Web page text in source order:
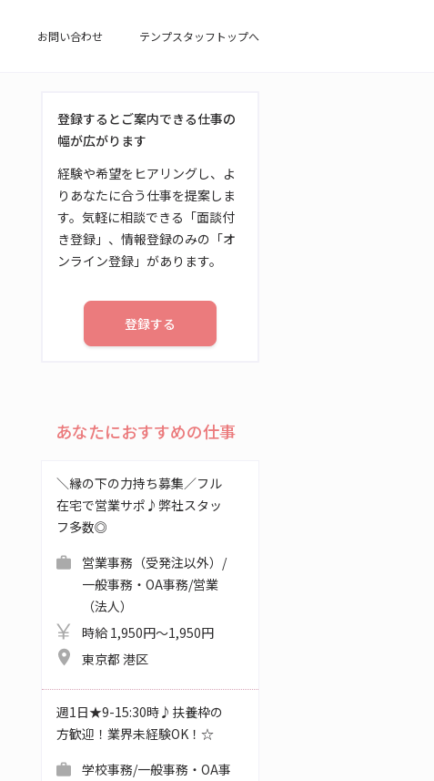
お問い合わせ テンプスタッフトップへ
登録するとご案内できる仕事の
幅が広がります
経験や希望をヒアリングし、よ
りあなたに合う仕事を提案しま
す。気軽に相談できる「面談付
き登録」、情報登録のみの「オ
ンライン登録」があります。
登録する
あなたにおすすめの仕事
＼縁の下の力持ち募集／フル
在宅で営業サポ♪弊社スタッ
フ多数◎
営業事務（受発注以外）/
一般事務・OA事務/営業
（法人）
時給 1,950円～1,950円
東京都 港区
週1日★9-15:30時♪扶養枠の
方歓迎！業界未経験OK！☆
学校事務/一般事務・OA事